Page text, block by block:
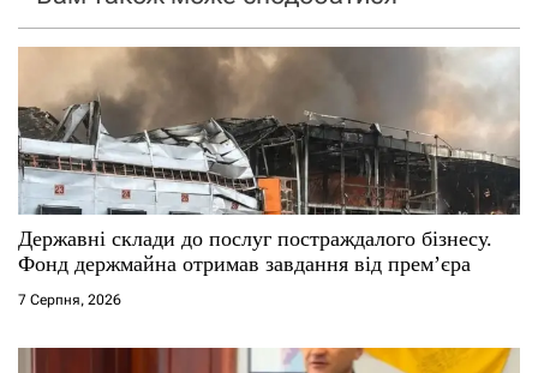
з
п
и
с
і
в
Державні склади до послуг постраждалого бізнесу.
Фонд держмайна отримав завдання від прем’єра
7 Серпня, 2026